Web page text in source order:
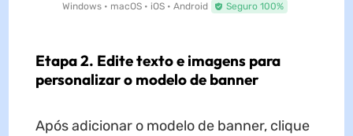
Windows • macOS • iOS • Android Seguro 100%
Etapa 2. Edite texto e imagens para
personalizar o modelo de banner
Após adicionar o modelo de banner, clique